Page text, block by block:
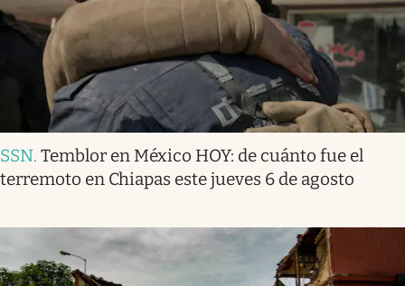
SSN. Temblor en México HOY: de cuánto fue el
terremoto en Chiapas este jueves 6 de agosto